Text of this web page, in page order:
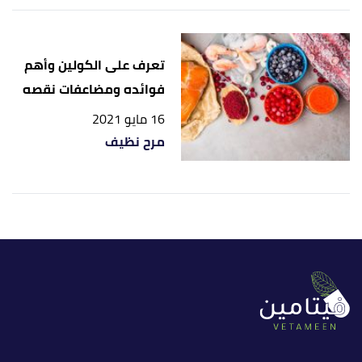
تعرف على الكولين وأهم
فوائده ومضاعفات نقصه
16 مايو 2021
مرح نظيف